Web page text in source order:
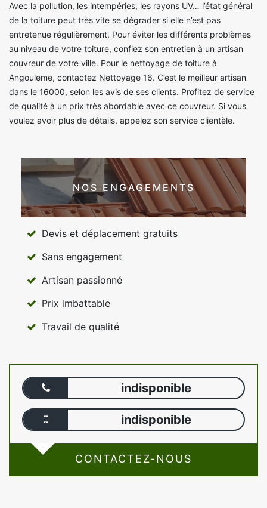
Avec la pollution, les intempéries, les rayons UV… l’état général
de la toiture peut très vite se dégrader si elle n’est pas
entretenue régulièrement. Pour éviter les différents problèmes
au niveau de votre toiture, confiez son entretien à un artisan
couvreur de votre ville. Pour le nettoyage de toiture à
Angouleme, contactez Nettoyage 16. C’est le meilleur artisan
dans le 16000, selon les avis de ses clients. Profitez de service
de qualité à un prix très abordable avec ce couvreur. Si vous
voulez avoir plus de détails, appelez son service clientèle.
NOS ENGAGEMENTS
Devis et déplacement gratuits
Sans engagement
Artisan passionné
Prix imbattable
Travail de qualité
indisponible
indisponible
CONTACTEZ-NOUS